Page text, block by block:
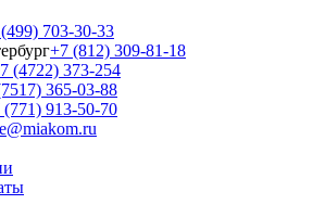
703-30-33
+7 (812) 309-81-18
(4722) 373-254
365-03-88
(771) 913-50-70